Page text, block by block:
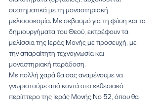
συστηματικά με τη μοναστηριακή
μελισσοκομία. Με σεβασμό για τη φύση και τα
δημιουργήματα του Θεού, εκτρέφουν τα
μελίσσια της Ιεράς Μονής με προσευχή, με
την απαραίτητη τεχνογνωσία και
μοναστηριακή παράδοση.
Με πολλή χαρά θα σας αναμένουμε να
γνωριστούμε από κοντά στο εκθεσιακό
περίπτερο της Ιεράς Μονής Νο 52, όπου θα